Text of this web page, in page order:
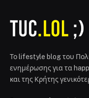
Το lifestyle blog του
ενημέρωσης για τα
και της Κρήτης